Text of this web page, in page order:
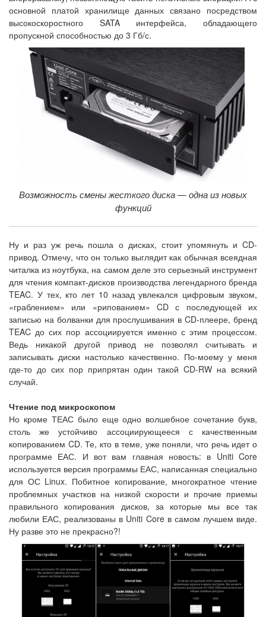
основной платой хранилище данных связано посредством
высокоскоростного SATA интерфейса, обладающего
пропускной способностью до 3 Гб/с.
Возможность смены жесткого диска — одна из новых
функций
Ну и раз уж речь пошла о дисках, стоит упомянуть и CD-
привод. Отмечу, что он только выглядит как обычная всеядная
читалка из ноутбука, на самом деле это серьезный инструмент
для чтения компакт-дисков производства легендарного бренда
TEAC. У тех, кто лет 10 назад увлекался цифровым звуком,
«граблением» или «рипованием» CD с последующей их
записью на болванки для прослушивания в CD-плеере, бренд
TEAC до сих пор ассоциируется именно с этим процессом.
Ведь никакой другой привод не позволял считывать и
записывать диски настолько качественно. По-моему у меня
где-то до сих пор припрятан один такой CD-RW на всякий
случай.
Чтение под микроскопом
Но кроме ТЕАС было еще одно волшебное сочетание букв,
столь же устойчиво ассоциирующееся с качественным
копированием CD. Те, кто в теме, уже поняли, что речь идет о
программе ЕАС. И вот вам главная новость: в Uniti Core
используется версия программы ЕАС, написанная специально
для ОС Linux. Побитное копирование, многократное чтение
проблемных участков на низкой скорости и прочие приемы
правильного копирования дисков, за которые мы все так
любили ЕАС, реализованы в Uniti Core в самом лучшем виде.
Ну разве это не прекрасно?!